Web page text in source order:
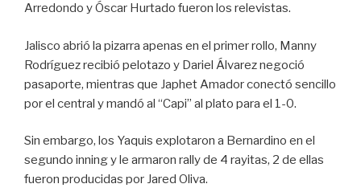
Arredondo y Óscar Hurtado fueron los relevistas.
Jalisco abrió la pizarra apenas en el primer rollo, Manny
Rodríguez recibió pelotazo y Dariel Álvarez negoció
pasaporte, mientras que Japhet Amador conectó sencillo
por el central y mandó al “Capi” al plato para el 1-0.
Sin embargo, los Yaquis explotaron a Bernardino en el
segundo inning y le armaron rally de 4 rayitas, 2 de ellas
fueron producidas por Jared Oliva.